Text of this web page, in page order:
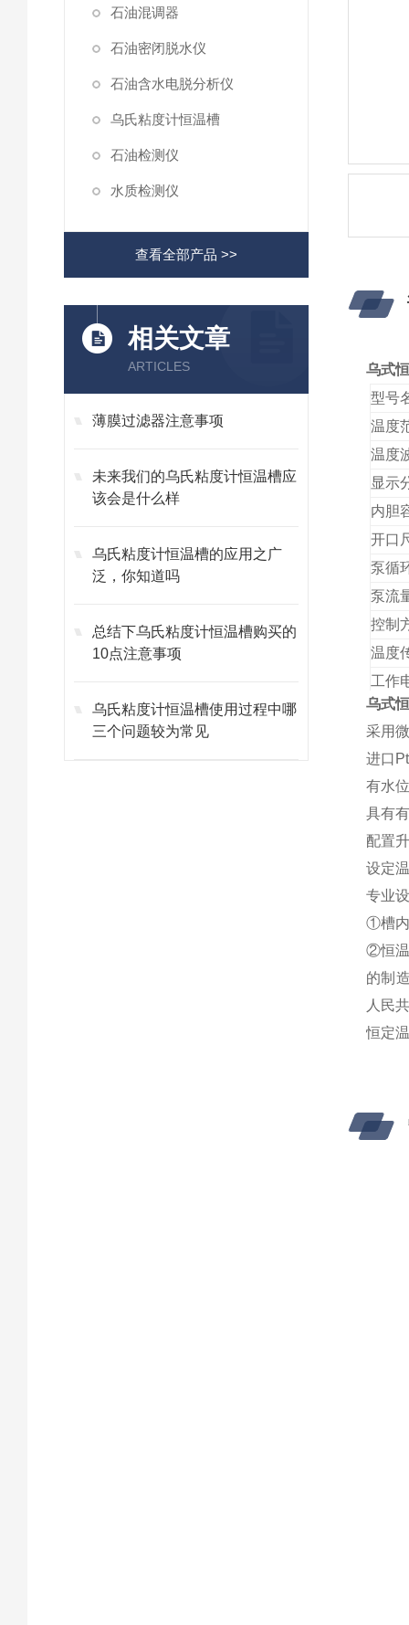
石油混调器
石油密闭脱水仪
石油含水电脱分析仪
乌氏粘度计恒温槽
石油检测仪
水质检测仪
查看全部产品 >>
相关文章
ARTICLES
薄膜过滤器注意事项
未来我们的乌氏粘度计恒温槽应
该会是什么样
乌氏粘度计恒温槽的应用之广
泛，你知道吗
总结下乌氏粘度计恒温槽购买的
10点注意事项
乌氏粘度计恒温槽使用过程中哪
三个问题较为常见
乌式
型号
温度
温度
显示
内胆
开口
泵循
泵流
控制
温度
工作
总功
外形
乌式
采用
进口
有水
具有
配置
设定
专业
①槽
②恒
的制
人民
恒定